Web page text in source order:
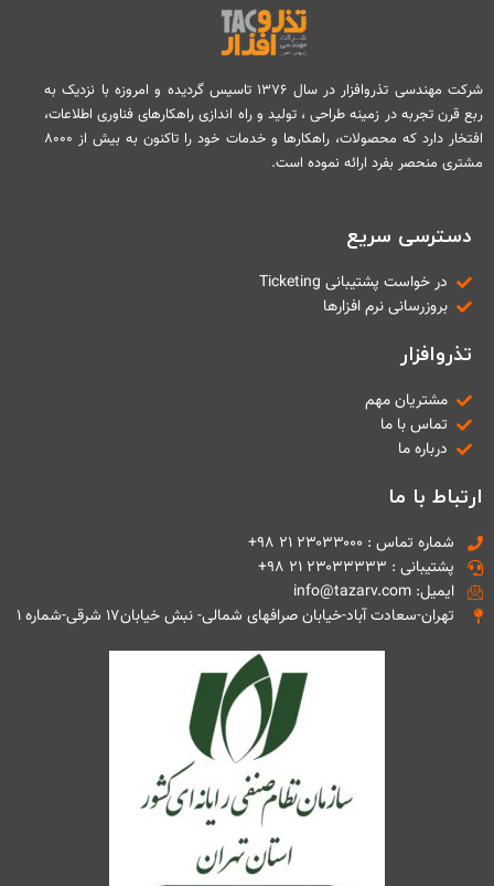
شرکت مهندسی تذروافزار در سال ۱۳۷۶ تاسیس گردیده و امروزه با نزدیک به
ربع قرن تجربه در زمینه طراحی ، تولید و راه اندازی راهکارهای فناوری اطلاعات،
افتخار دارد که محصولات، راهکارها و خدمات خود را تاکنون به بیش از ۸۰۰۰
مشتری منحصر بفرد ارائه نموده است.
دسترسی سریع
در خواست پشتیبانی Ticketing
بروزرسانی نرم افزارها
تذروافزار
مشتریان مهم
تماس با ما
درباره ما
ارتباط با ما
شماره تماس : ۲۳۰۳۳۰۰۰ ۲۱ ۹۸+
پشتیبانی : ۲۳۰۳۳۳۳۳ ۲۱ ۹۸+
ایمیل: info@tazarv.com
تهران-سعادت آباد-خیابان صرافهای شمالی- نبش خیابان۱۷ شرقی-شماره ۱